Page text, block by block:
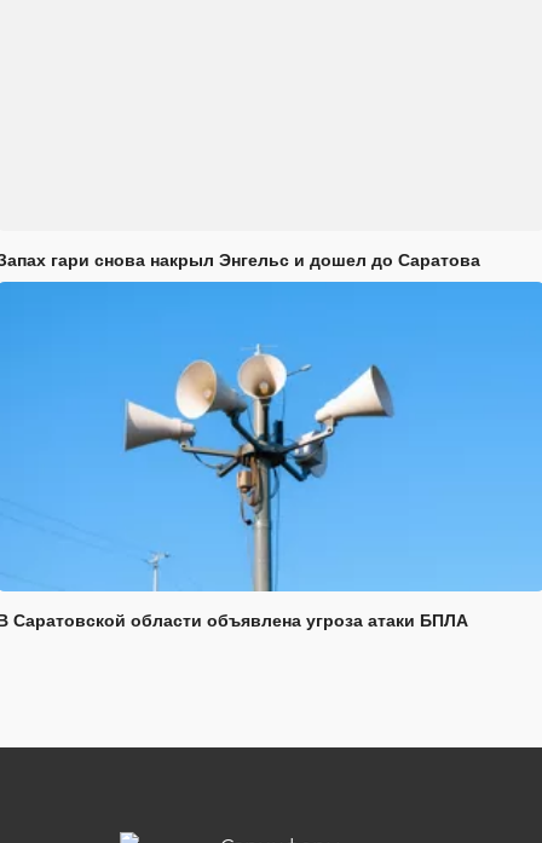
гари снова накрыл Энгельс и дошел до Саратова
Саратовской области объявлена угроза атаки БПЛА